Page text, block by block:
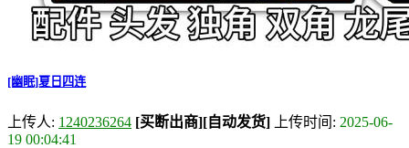
[幽眠]夏日四连
上传人: 1240236264 [买断出商][自动发货] 上传时间: 2025-06-
19 00:04:41